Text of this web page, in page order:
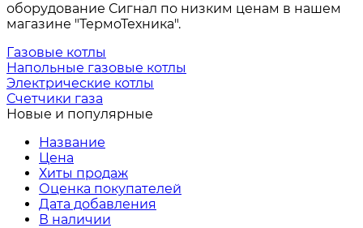
оборудование Сигнал по низким ценам в нашем
магазине "ТермоТехника".
Газовые котлы
Напольные газовые котлы
Электрические котлы
Счетчики газа
Новые и популярные
Название
Цена
Хиты продаж
Оценка покупателей
Дата добавления
В наличии